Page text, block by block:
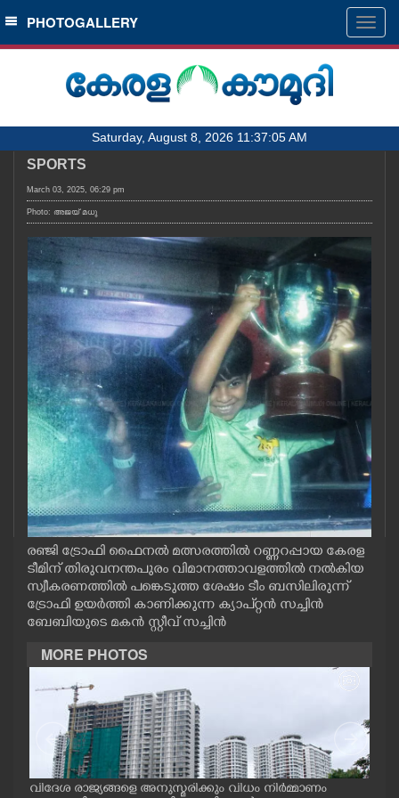
SECTIONS
HOME
NOTIFIED NEWS
KERALA
LOCAL
OBITUARY
NEWS 360
CASE DIARY
CINEMA
OPINION
PHOTOS
LIFESTYLE
ART
PHOTOGALLERY
Saturday, August 8, 2026 11:37:05 AM
SPORTS
March 03, 2025, 06:29 pm
Photo: അജയ് മധു
രഞ്ജി ട്രോഫി ഫൈനൽ മത്സരത്തിൽ റണ്ണറപ്പായ കേരള
ടീമിന് തിരുവനന്തപുരം വിമാനത്താവളത്തിൽ നൽകിയ
സ്വീകരണത്തിൽ പങ്കെടുത്ത ശേഷം ടീം ബസിലിരുന്ന്
ട്രോഫി ഉയർത്തി കാണിക്കുന്ന ക്യാപ്റ്റൻ സച്ചിൻ
ബേബിയുടെ മകൻ സ്റ്റീവ് സച്ചിൻ
MORE PHOTOS
വിദേശ രാജ്യങ്ങളെ അനുസ്മരിക്കും വിധം നിർമ്മാണം